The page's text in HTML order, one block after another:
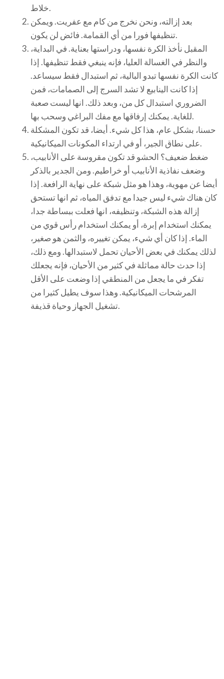
خلاط.
بعد إزالته، ونحن نخرج من كام مع عفريت. ويمكن
تنظيفها فورا من أي القمامة. فائض لن يكون.
المقبل نأخذ الكرة نفسها، ودراستها بعناية. في البداية،
والنظر في الغسالة العليا، فإنه ينبغي فقط تنظيفها. إذا
كانت الكرة نفسها تبدو البالية، ثم استبدال فقط سيساعد.
إذا كانت الينابيع لا تشد السرج إلى الصمامات، فمن
الضروري استبدال كل من، وبعد ذلك. انها ليست صعبة
للغاية. يمكنك إرفاقها مع مفك البراغي وسحب بها.
حسنا، بشكل عام، هذا كل شيء. أيضا، قد تكون المشكلة
على نطاق الجير، أو في ارتداء المكونات الميكانيكية.
ضغط ضعيف؟ الحشو قد تكون مقروسة على الأنابيب،
وضعف نفاذية الأنابيب أو خراطيم. ومن الجدير بالذكر
أيضا عن مهوية، وهذا هو مثل شبكة على نهاية الرافعة. إذا
كان هناك شيء ليس جيدا مع تدفق المياه، ثم انها تستحق
إزالة هذه الشبكة، وتنظيفه، انها فعلت ببساطة جدا،
يمكنك استخدام إبرة، أو يمكنك استخدام رأس قوي من
الماء. إذا كان أي شيء، يمكن تغييره، والثمن هو صغير،
لذلك يمكنك في بعض الأحيان تحمل لاستبدالها. ومع ذلك،
إذا حدث حالة مماثلة في كثير من الأحيان، فإنه يجعلك
تفكر في ما يجعل من المنطقي إذا وضعت على الأقل
المرشحات الميكانيكية. وهذا سوف يطيل كثيرا من
تشغيل الجهاز وحياة قذيفة.